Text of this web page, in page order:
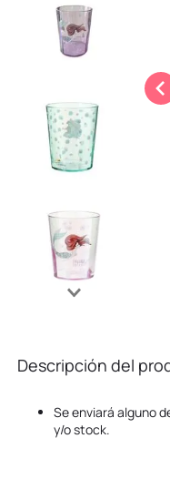
Descripción del
Se enviará alguno
y/o stock.